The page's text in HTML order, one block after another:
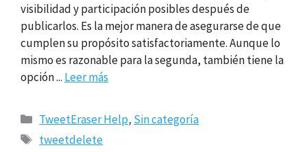
visibilidad y participación posibles después de
publicarlos. Es la mejor manera de asegurarse de que
cumplen su propósito satisfactoriamente. Aunque lo
mismo es razonable para la segunda, también tiene la
opción ... Leer más
Categorías
TweetEraser Help, Sin categoría
Etiquetas
tweetdelete